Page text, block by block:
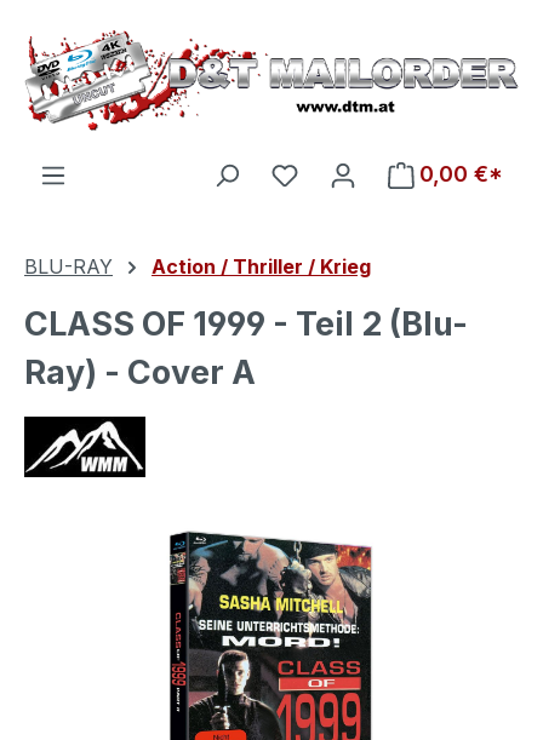
Zum Hauptinhalt springen
Du hast 0 Produkte auf
0,00 €*
BLU-RAY Action / Thriller / Krieg
CLASS OF 1999 - Teil 2 (Blu-
Ray) - Cover A
Bildergalerie überspringen